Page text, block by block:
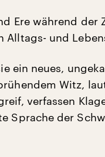
Ere während der
Alltags- und
ein neues,
Witz,
verfassen
Sprache der